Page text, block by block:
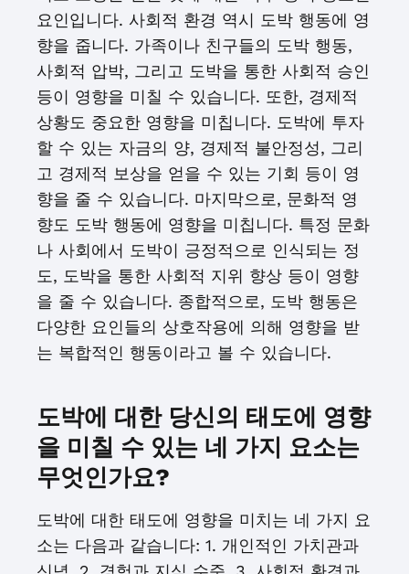
요인입니다. 사회적 환경 역시 도박 행동에 영
향을 줍니다. 가족이나 친구들의 도박 행동,
사회적 압박, 그리고 도박을 통한 사회적 승인
등이 영향을 미칠 수 있습니다. 또한, 경제적
상황도 중요한 영향을 미칩니다. 도박에 투자
할 수 있는 자금의 양, 경제적 불안정성, 그리
고 경제적 보상을 얻을 수 있는 기회 등이 영
향을 줄 수 있습니다. 마지막으로, 문화적 영
향도 도박 행동에 영향을 미칩니다. 특정 문화
나 사회에서 도박이 긍정적으로 인식되는 정
도, 도박을 통한 사회적 지위 향상 등이 영향
을 줄 수 있습니다. 종합적으로, 도박 행동은
다양한 요인들의 상호작용에 의해 영향을 받
는 복합적인 행동이라고 볼 수 있습니다.
도박에 대한 당신의 태도에 영향
을 미칠 수 있는 네 가지 요소는
무엇인가요?
도박에 대한 태도에 영향을 미치는 네 가지 요
소는 다음과 같습니다: 1. 개인적인 가치관과